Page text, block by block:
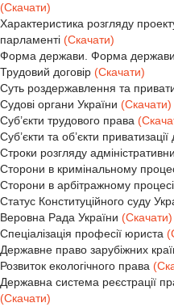
(Скачати)
Характеристика розгляду
парламенті (Скачати)
Форма держави. Форма держави
Трудовий договір (Скачати)
Суть роздержавлення та
Судові органи України (Скачати)
Суб’єкти трудового права
Суб’єкти та об’єкти
Строки розгляду
Сторони в кримінальному
Сторони в арбітражному процесі
Статус Конституційного суду
Веровна Рада України (Скачати)
Спеціалізація професії юриста
Державне право зарубіжних
Розвиток екологічного права
Державна система реєстрації
(Скачати)